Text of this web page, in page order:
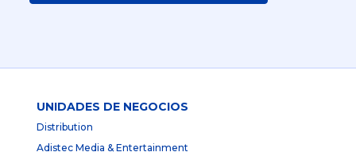
UNIDADES DE NEGOCIOS
Distribution
Adistec Media & Entertainment